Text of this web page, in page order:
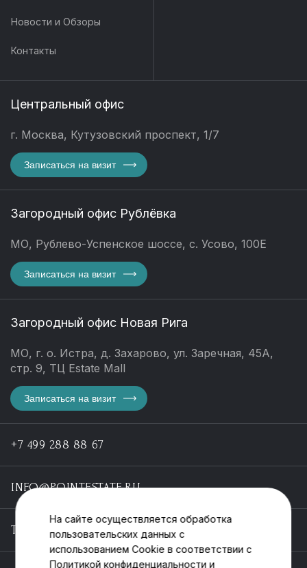
Новости и Обзоры
Контакты
Центральный офис
г. Москва, Кутузовский проспект, 1/7
Записаться на визит
Загородный офис Рублёвка
МО, Рублево-Успенское шоссе, с. Усово, 100Е
Записаться на визит
Загородный офис Новая Рига
МО, г. о. Истра, д. Захарово, ул. Заречная, 45А,
стр. 9, ТЦ Estate Mall
Записаться на визит
+7 499 288 88 67
INFO@POINTESTATE.RU
TELEGRAM
На сайте осуществляется обработка
пользовательских данных с
использованием Cookie в соответствии с
Политикой конфиденциальности и